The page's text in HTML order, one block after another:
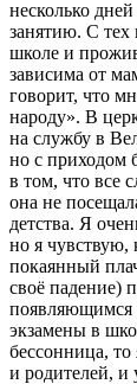
несколько
занятию. С тех
школе и
зависима от
говорит, что
народу». В
на службу в
но с приходом
в том, что все
она не
детства. Я
но я
покаянный
своё падение)
появляющимся
экзамены в
бессонница,
и родителей, и